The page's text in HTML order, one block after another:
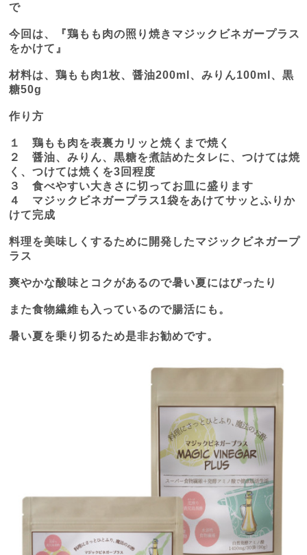
で
今回は、『鶏もも肉の照り焼きマジックビネガープラス
をかけて』
材料は、鶏もも肉1枚、醤油200ml 、みりん100ml 、黒
糖50g
作り方
１ 鶏もも肉を表裏カリッと焼くまで焼く
２ 醤油、みりん、黒糖を煮詰めたタレに、つけては焼
く、つけては焼くを3 回程度
３ 食べやすい大きさに切ってお皿に盛ります
４ マジックビネガープラス1袋をあけてサッとふりか
けて完成
料理を美味しくするために開発したマジックビネガープ
ラス
爽やかな酸味とコクがあるので暑い夏にはぴったり
また食物繊維も入っているので腸活にも。
暑い夏を乗り切るため是非お勧めです。